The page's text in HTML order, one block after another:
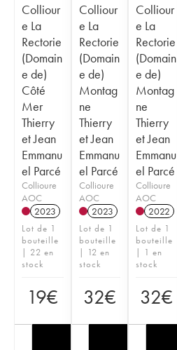
Colliour
e La
Rectorie
(Domain
e de)
Côté
Mer
Thierry
et Jean
Emmanu
el Parcé
Collioure
AOC
2023
Lot de 1
bouteille
| 22 en
stock
19€
Colliour
e La
Rectorie
(Domain
e de)
Montag
ne
Thierry
et Jean
Emmanu
el Parcé
Collioure
AOC
2023
Lot de 1
bouteille
| 12 en
stock
32€
Colliour
e La
Rectorie
(Domain
e de)
Montag
ne
Thierry
et Jean
Emmanu
el Parcé
Collioure
AOC
2022
Lot de 1
bouteille
| 1 en
stock
32€